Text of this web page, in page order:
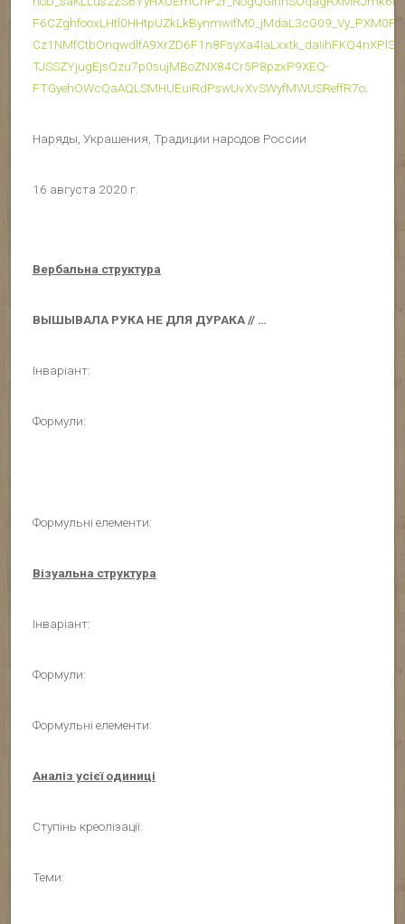
TJSSZYjugEjsQzu7p0sujMBoZNX84Cr5P8pzxP9XEQ-
FTGyehOWcQaAQLSMHUEuiRdPswUvXvSWyfMWUSReffR7o.
Наряды, Украшения, Традиции народов России
16 августа 2020 г.
Вербальна структура
ВЫШЫВАЛА РУКА НЕ ДЛЯ ДУРАКА // …
Інваріант:
Формули:
Формульні елементи:
Візуальна структура
Інваріант:
Формули:
Формульні елементи:
Аналіз усієї одиниці
Ступінь креолізації:
Теми: